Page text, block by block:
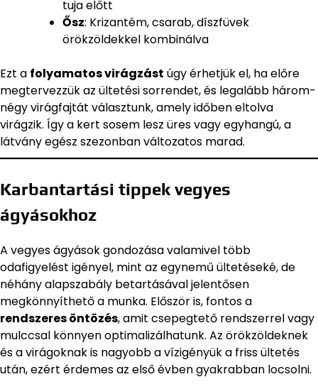
tuja előtt
Ősz: Krizantém, csarab, díszfüvek
örökzöldekkel kombinálva
Ezt a folyamatos virágzást úgy érhetjük el, ha előre
megtervezzük az ültetési sorrendet, és legalább három-
négy virágfajtát választunk, amely időben eltolva
virágzik. Így a kert sosem lesz üres vagy egyhangú, a
látvány egész szezonban változatos marad.
Karbantartási tippek vegyes
ágyásokhoz
A vegyes ágyások gondozása valamivel több
odafigyelést igényel, mint az egynemű ültetéseké, de
néhány alapszabály betartásával jelentősen
megkönnyíthető a munka. Először is, fontos a
rendszeres öntözés, amit csepegtető rendszerrel vagy
mulccsal könnyen optimalizálhatunk. Az örökzöldeknek
és a virágoknak is nagyobb a vízigényük a friss ültetés
után, ezért érdemes az első évben gyakrabban locsolni.